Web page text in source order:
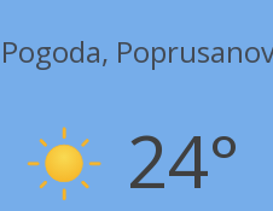
Pogoda,
24°